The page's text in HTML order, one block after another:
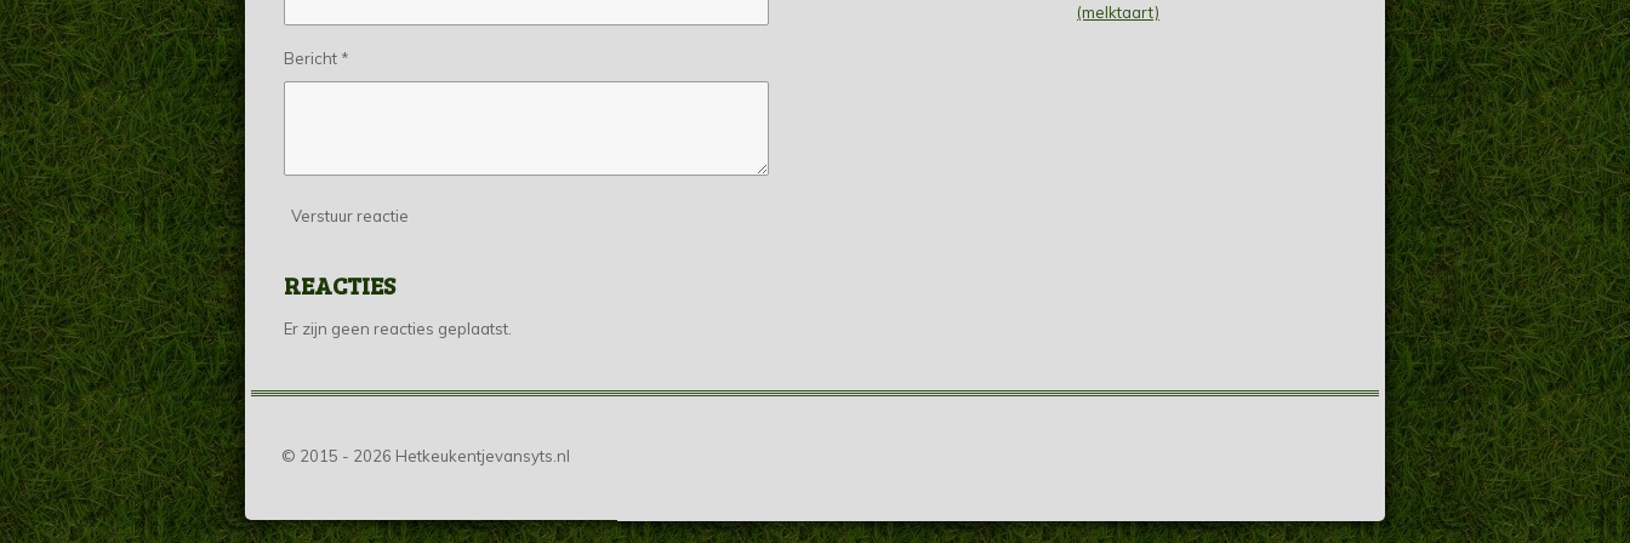
Bericht *
Verstuur reactie
REACTIES
Er zijn geen reacties geplaatst.
(melktaart)
© 2015 - 2026 Hetkeukentjevansyts.nl